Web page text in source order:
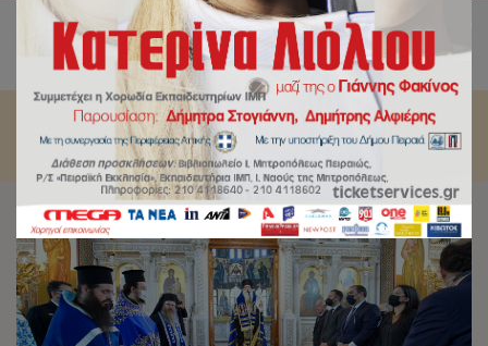
Αρχική Slideshow,Δελτία Τύπου,Εκπαιδευτήρια
Λατρευτική Ζωή
/
Ο εορτασμός για την Εθνική επέτειο της
28ης Οκτωβρίου στον Πειραιά.